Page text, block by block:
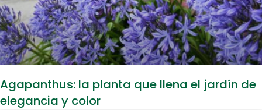
Agapanthus: la planta que llena el jardín de
elegancia y color